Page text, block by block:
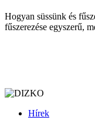
Hogyan süssünk és
fűszerezése egyszerű,
Hírek